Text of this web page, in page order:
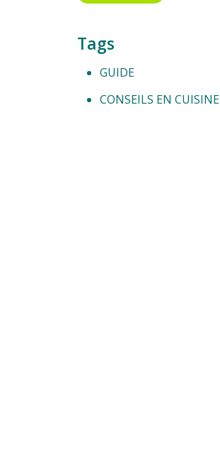
Tags
GUIDE
CONSEILS EN CUISINE